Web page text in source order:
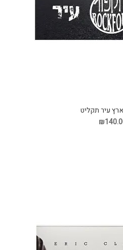
עיר תקליט